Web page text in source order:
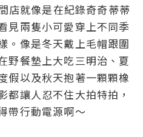
店就像是在紀錄奇奇蒂蒂
見兩隻小可愛穿上不同季
。像是冬天戴上毛帽跟圍
野餐墊上大吃三明治、夏
假以及秋天抱著一顆顆橡
都讓人忍不住大拍特拍，
帶行動電源啊～